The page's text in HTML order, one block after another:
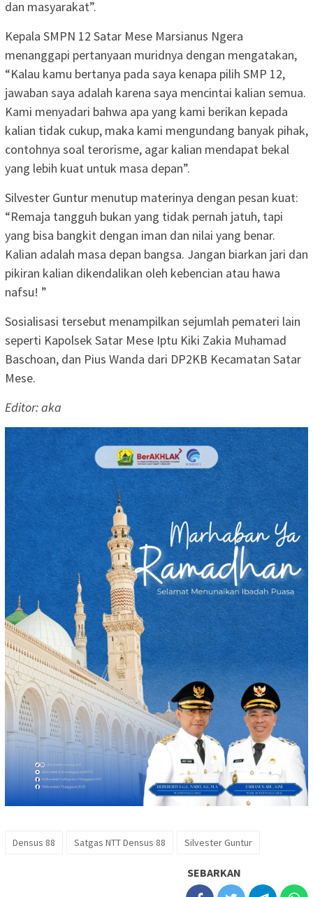
dan masyarakat”.
Kepala SMPN 12 Satar Mese Marsianus Ngera
menanggapi pertanyaan muridnya dengan mengatakan,
“Kalau kamu bertanya pada saya kenapa pilih SMP 12,
jawaban saya adalah karena saya mencintai kalian semua.
Kami menyadari bahwa apa yang kami berikan kepada
kalian tidak cukup, maka kami mengundang banyak pihak,
contohnya soal terorisme, agar kalian mendapat bekal
yang lebih kuat untuk masa depan”.
Silvester Guntur menutup materinya dengan pesan kuat:
“Remaja tangguh bukan yang tidak pernah jatuh, tapi
yang bisa bangkit dengan iman dan nilai yang benar.
Kalian adalah masa depan bangsa. Jangan biarkan jari dan
pikiran kalian dikendalikan oleh kebencian atau hawa
nafsu! ”
Sosialisasi tersebut menampilkan sejumlah pemateri lain
seperti Kapolsek Satar Mese Iptu Kiki Zakia Muhamad
Baschoan, dan Pius Wanda dari DP2KB Kecamatan Satar
Mese.
Editor: aka
Densus 88 Satgas NTT Densus 88 Silvester Guntur
SEBARKAN